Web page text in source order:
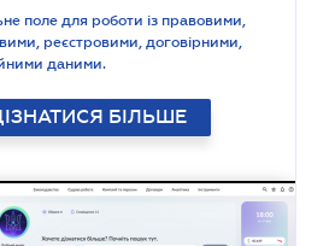
поле для роботи із правовими,
реєстровими, договірними,
даними.
БІЛЬШЕ